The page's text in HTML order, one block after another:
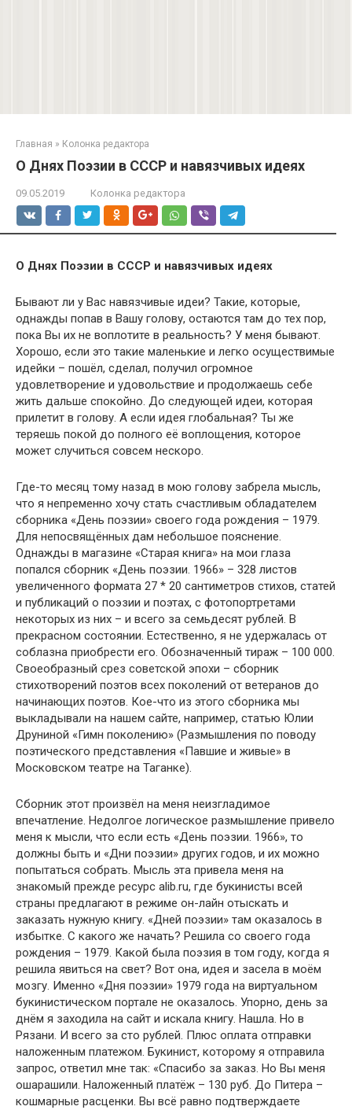
Главная » Колонка редактора
О Днях Поэзии в СССР и навязчивых идеях
09.05.2019 Колонка редактора
О Днях Поэзии в СССР и навязчивых идеях
Бывают ли у Вас навязчивые идеи? Такие, которые,
однажды попав в Вашу голову, остаются там до тех пор,
пока Вы их не воплотите в реальность? У меня бывают.
Хорошо, если это такие маленькие и легко осуществимые
идейки – пошёл, сделал, получил огромное
удовлетворение и удовольствие и продолжаешь себе
жить дальше спокойно. До следующей идеи, которая
прилетит в голову. А если идея глобальная? Ты же
теряешь покой до полного её воплощения, которое
может случиться совсем нескоро.
Где-то месяц тому назад в мою голову забрела мысль,
что я непременно хочу стать счастливым обладателем
сборника «День поэзии» своего года рождения – 1979.
Для непосвящённых дам небольшое пояснение.
Однажды в магазине «Старая книга» на мои глаза
попался сборник «День поэзии. 1966» – 328 листов
увеличенного формата 27 * 20 сантиметров стихов, статей
и публикаций о поэзии и поэтах, с фотопортретами
некоторых из них – и всего за семьдесят рублей. В
прекрасном состоянии. Естественно, я не удержалась от
соблазна приобрести его. Обозначенный тираж – 100 000.
Своеобразный срез советской эпохи – сборник
стихотворений поэтов всех поколений от ветеранов до
начинающих поэтов. Кое-что из этого сборника мы
выкладывали на нашем сайте, например, статью Юлии
Друниной «Гимн поколению» (Размышления по поводу
поэтического представления «Павшие и живые» в
Московском театре на Таганке).
Сборник этот произвёл на меня неизгладимое
впечатление. Недолгое логическое размышление привело
меня к мысли, что если есть «День поэзии. 1966», то
должны быть и «Дни поэзии» других годов, и их можно
попытаться собрать. Мысль эта привела меня на
знакомый прежде ресурс alib.ru, где букинисты всей
страны предлагают в режиме он-лайн отыскать и
заказать нужную книгу. «Дней поэзии» там оказалось в
избытке. С какого же начать? Решила со своего года
рождения – 1979. Какой была поэзия в том году, когда я
решила явиться на свет? Вот она, идея и засела в моём
мозгу. Именно «Дня поэзии» 1979 года на виртуальном
букинистическом портале не оказалось. Упорно, день за
днём я заходила на сайт и искала книгу. Нашла. Но в
Рязани. И всего за сто рублей. Плюс оплата отправки
наложенным платежом. Букинист, которому я отправила
запрос, ответил мне так: «Спасибо за заказ. Но Вы меня
ошарашили. Наложенный платёж – 130 руб. До Питера –
кошмарные расценки. Вы всё равно подтверждаете